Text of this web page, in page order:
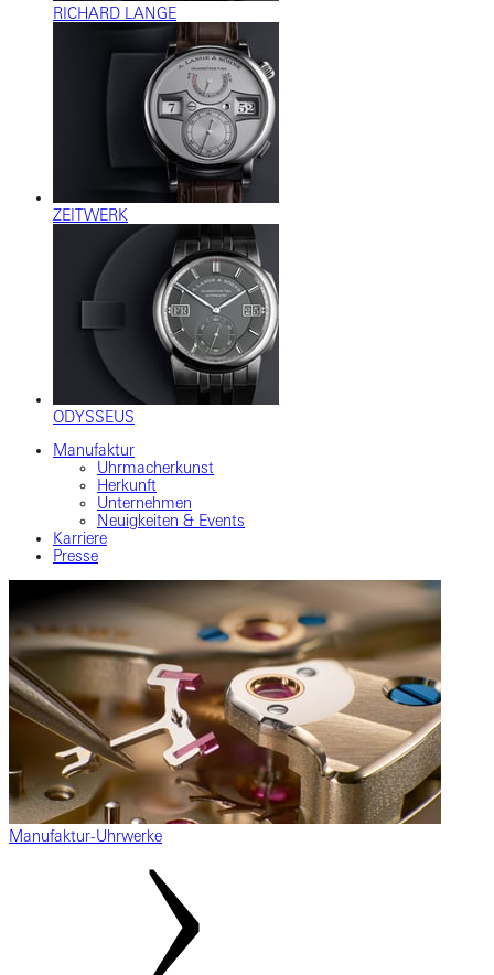
RICHARD LANGE
ZEITWERK
ODYSSEUS
Manufaktur
Uhrmacherkunst
Herkunft
Unternehmen
Neuigkeiten & Events
Karriere
Presse
Manufaktur-Uhrwerke